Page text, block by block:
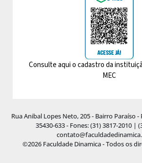
Consulte aqui o cadastro da
MEC
Rua Anibal Lopes Neto, 205 - Bairro Paraíso -
35430-633 - Fones: (31) 3817-2010 |
©2026 Faculdade Dinamica - Todos os